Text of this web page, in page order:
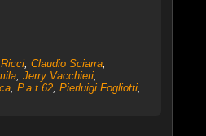
, Claudio Sciarra,
, Jerry Vacchieri,
, P.a.t 62, Pierluigi Fogliotti,